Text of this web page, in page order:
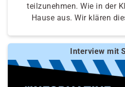
teilzunehmen. Wie in der
Hause aus. Wir klären
Interview mit